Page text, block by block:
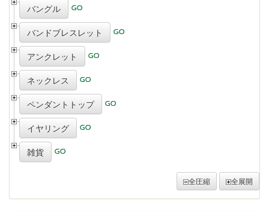
バングル
バンドブレスレット
アンクレット
ネックレス
ペンダントトップ
イヤリング
雑貨
全圧縮 全展開